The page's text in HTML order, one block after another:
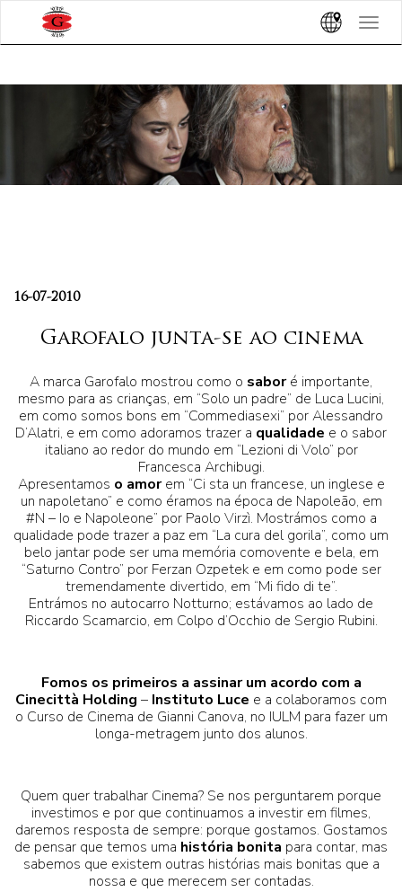
Toggle
16-07-2010
Garofalo junta-se ao cinema
A marca Garofalo mostrou como o saboré importante,
mesmo para as crianças, em “Solo un padre” de Luca Lucini,
em como somos bons em “Commediasexi” por Alessandro
D’Alatri, e em como adoramos trazer a qualidade e o sabor
italiano ao redor do mundo em “Lezioni di Volo” por
Francesca Archibugi.
Apresentamos o amorem “Ci sta un francese, un inglese e
un napoletano” e como éramos na época de Napoleão, em
#N – Io e Napoleone” por Paolo Virzì. Mostrámos como a
qualidade pode trazer a paz em “La cura del gorila”, como um
belo jantar pode ser uma memória comovente e bela, em
“Saturno Contro” por Ferzan Ozpetek e em como pode ser
tremendamente divertido, em “Mi fido di te”.
Entrámos no autocarro Notturno; estávamos ao lado de
Riccardo Scamarcio, em Colpo d’Occhio de Sergio Rubini.
Fomos os primeiros a assinar um acordo com a
Cinecittà Holding – Instituto Luce e a colaboramos com
o Curso de Cinema de Gianni Canova, no IULM para fazer um
longa-metragem junto dos alunos.
Quem quer trabalhar Cinema? Se nos perguntarem porque
investimos e por que continuamos a investir em filmes,
daremos resposta de sempre: porque gostamos. Gostamos
de pensar que temos uma história bonita para contar, mas
sabemos que existem outras histórias mais bonitas que a
nossa e que merecem ser contadas.